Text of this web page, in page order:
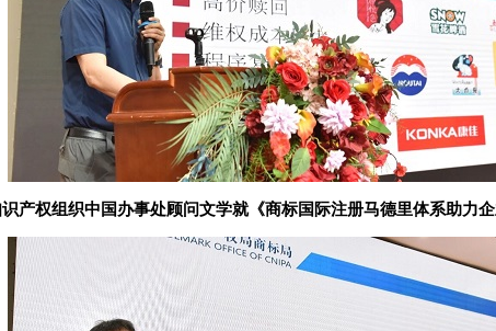
产权组织中国办事处顾问文学就《商标国际注册马德里体系助力